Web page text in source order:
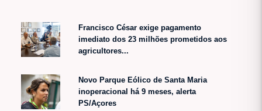
Francisco César exige pagamento
imediato dos 23 milhões prometidos aos
agricultores...
Novo Parque Eólico de Santa Maria
inoperacional há 9 meses, alerta
PS/Açores